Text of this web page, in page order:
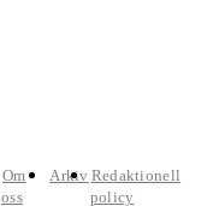
Om
oss
Arkiv Redaktionell
policy